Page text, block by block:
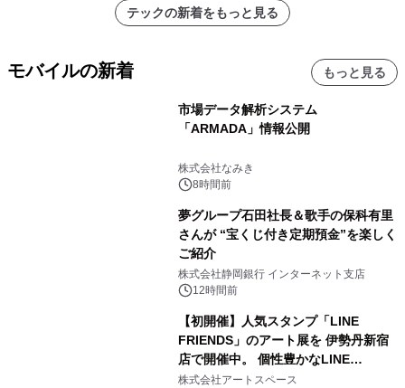
テックの新着をもっと見る
モバイルの新着 もっと見る
市場データ解析システム
「ARMADA」情報公開
株式会社なみき
8時間前
夢グループ石田社長＆歌手の保科有里
さんが “宝くじ付き定期預金”を楽しく
ご紹介
株式会社静岡銀行 インターネット支店
12時間前
【初開催】人気スタンプ「LINE
FRIENDS」のアート展を 伊勢丹新宿
店で開催中。 個性豊かなLINE
FRIENDSの仲間たちが インテリアア
株式会社アートスペース